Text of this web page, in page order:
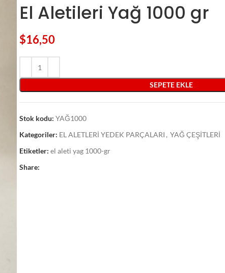
El Aletileri Yağ 1000 gr
$16,50
SEPETE EKLE
Stok kodu: YAĞ1000
Kategoriler: EL ALETLERİ YEDEK PARÇALARI , YAĞ ÇEŞİTLERİ
Etiketler: el aleti yag 1000-gr
Share: